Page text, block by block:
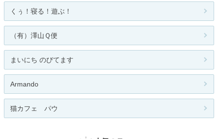
くぅ！寝る！遊ぶ！
（有）澤山Ｑ便
まいにち のびてます
Armando
猫カフェ パウ